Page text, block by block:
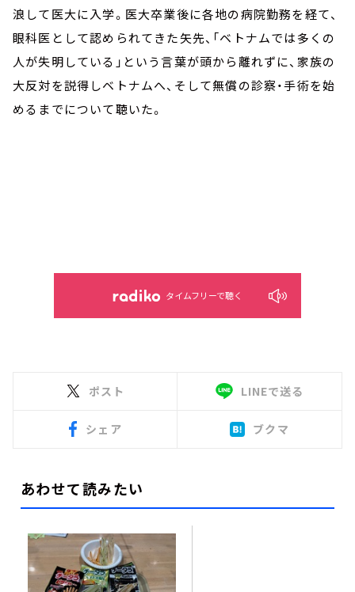
浪して医大に入学。医大卒業後に各地の病院勤務を経て、
眼科医として認められてきた矢先、「ベトナムでは多くの
人が失明している」という言葉が頭から離れずに、家族の
大反対を説得しベトナムへ、そして無償の診察・手術を始
めるまでについて聴いた。
タイムフリーで聴く
ポスト LINEで送る
シェア ブクマ
あわせて読みたい